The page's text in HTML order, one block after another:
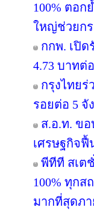
100% ตอก
ใหญ่ช่วยก
กกพ. เปิด
4.73 บาทต่
กรุงไทย
รอยต่อ 5 จั
ส.อ.ท. ข
เศรษฐกิจฟื้
พีทีที สเต
100% ทุกส
มากที่สุดภ